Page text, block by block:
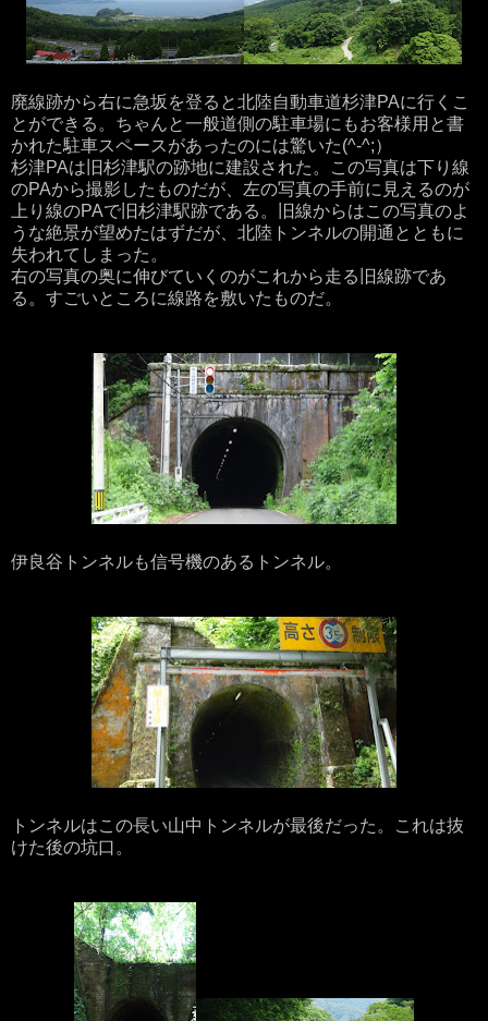
廃線跡から右に急坂を登ると北陸自動車道杉津PAに行くこ
とができる。ちゃんと一般道側の駐車場にもお客様用と書
かれた駐車スペースがあったのには驚いた(^-^;）
杉津PAは旧杉津駅の跡地に建設された。この写真は下り線
のPAから撮影したものだが、左の写真の手前に見えるのが
上り線のPAで旧杉津駅跡である。旧線からはこの写真のよ
うな絶景が望めたはずだが、北陸トンネルの開通とともに
失われてしまった。
右の写真の奥に伸びていくのがこれから走る旧線跡であ
る。すごいところに線路を敷いたものだ。
伊良谷トンネルも信号機のあるトンネル。
トンネルはこの長い山中トンネルが最後だった。これは抜
けた後の坑口。